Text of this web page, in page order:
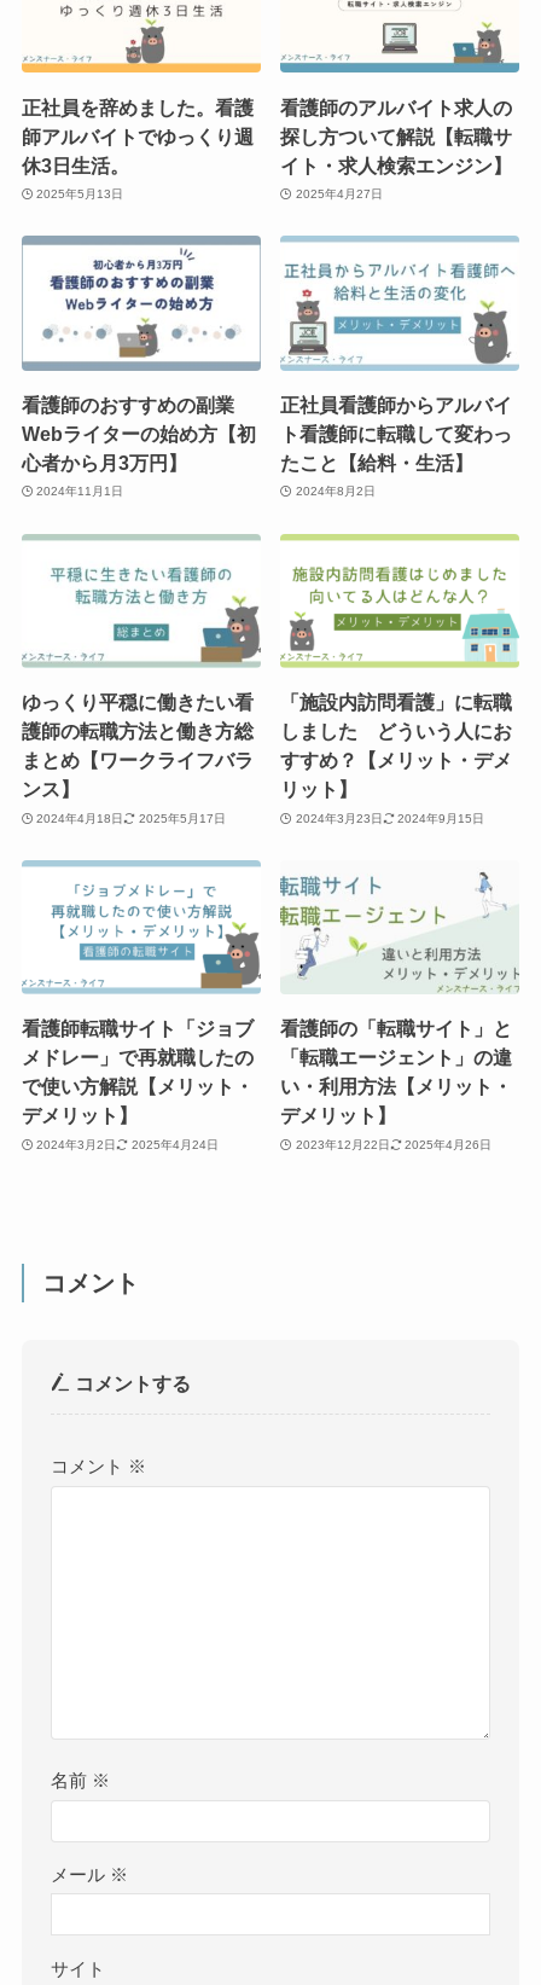
正社員を辞めました。看護
師アルバイトでゆっくり週
休3日生活。
2025年5月13日
看護師のアルバイト求人の
探し方ついて解説【転職サ
イト・求人検索エンジン】
2025年4月27日
看護師のおすすめの副業
Webライターの始め方【初
心者から月3万円】
2024年11月1日
正社員看護師からアルバイ
ト看護師に転職して変わっ
たこと【給料・生活】
2024年8月2日
ゆっくり平穏に働きたい看
護師の転職方法と働き方総
まとめ【ワークライフバラ
ンス】
2024年4月18日 2025年5月17日
「施設内訪問看護」に転職
しました どういう人にお
すすめ？【メリット・デメ
リット】
2024年3月23日 2024年9月15日
看護師転職サイト「ジョブ
メドレー」で再就職したの
で使い方解説【メリット・
デメリット】
2024年3月2日 2025年4月24日
看護師の「転職サイト」と
「転職エージェント」の違
い・利用方法【メリット・
デメリット】
2023年12月22日 2025年4月26日
コメント
コメントする
コメント ※
名前 ※
メール ※
サイト